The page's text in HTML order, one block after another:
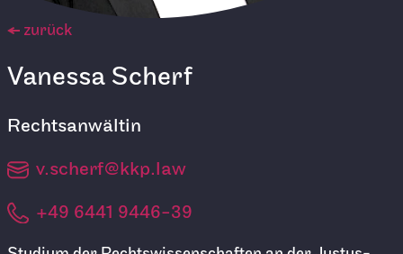
zurück
Vanessa Scherf
Rechtsanwältin
v.scherf@kkp.law
+49 6441 9446-39